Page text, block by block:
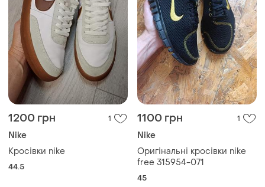
1200 грн 1
Nike
Кросівки nike
44.5
1100 грн 1
Nike
Оригінальні кросівки nike
free 315954-071
45